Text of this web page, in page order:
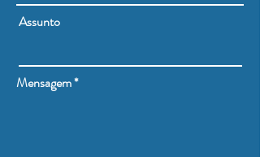
Assunto
Mensagem